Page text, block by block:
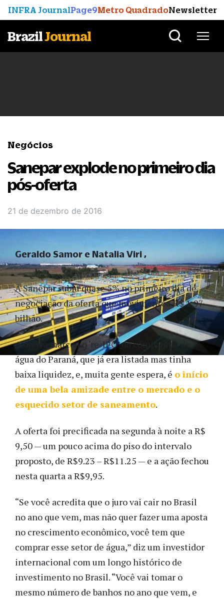
INFRA JournalPage9Metro QuadradoNewsletter
BrazilJournal
Negócios
Sanepar explode no primeiro dia
pós-oferta
21 de dezembro de 2016
A Sanepar subiu quase 5% no primeiro dia de
negociação da oferta que movimentou R$ 1,97
bilhão.
A oferta marcou o ‘re-IPO’ da companhia de
água do Paraná, que já era listada mas tinha
baixa liquidez, e, muita gente espera, é o início
de uma bela amizade entre o mercado e o
esquecido setor de saneamento.
A oferta foi precificada na segunda à noite a R$
9,50 — um pouco acima do piso do intervalo
proposto, de R$9.23 – R$11.25 — e a ação fechou
nesta quarta a R$9,95.
“Se você acredita que o juro vai cair no Brasil
no ano que vem, mas não quer fazer uma aposta
no crescimento econômico, você tem que
comprar esse setor de água,” diz um investidor
internacional com um longo histórico de
investimento no Brasil. “Você vai tomar o
mesmo número de banhos no ano que vem, e
Geraldo Samor e Natalia Viri